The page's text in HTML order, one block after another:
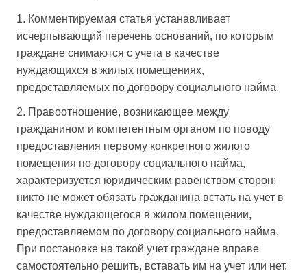
1. Комментируемая статья устанавливает
исчерпывающий перечень оснований, по которым
граждане снимаются с учета в качестве
нуждающихся в жилых помещениях,
предоставляемых по договору социального найма.
2. Правоотношение, возникающее между
гражданином и компетентным органом по поводу
предоставления первому конкретного жилого
помещения по договору социального найма,
характеризуется юридическим равенством сторон:
никто не может обязать гражданина встать на учет в
качестве нуждающегося в жилом помещении,
предоставляемом по договору социального найма.
При постановке на такой учет граждане вправе
самостоятельно решить, вставать им на учет или нет.